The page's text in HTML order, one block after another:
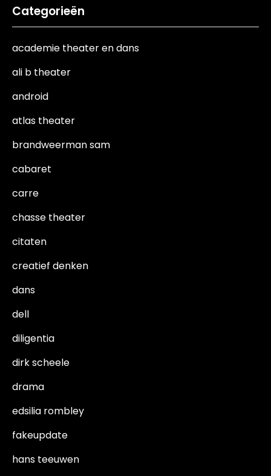
Categorieën
academie theater en dans
ali b theater
android
atlas theater
brandweerman sam
cabaret
carre
chasse theater
citaten
creatief denken
dans
dell
diligentia
dirk scheele
drama
edsilia rombley
fakeupdate
hans teeuwen